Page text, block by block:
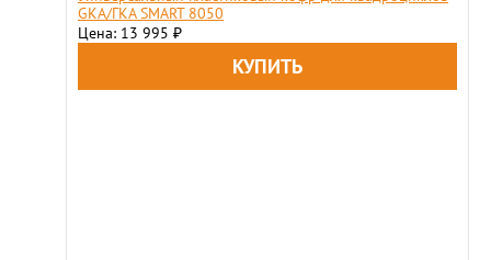
GKA/ГКА SMART 8050
Цена: 13 995 ₽